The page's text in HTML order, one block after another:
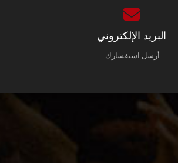
البريد الإلكتروني
أرسل استفسارك.